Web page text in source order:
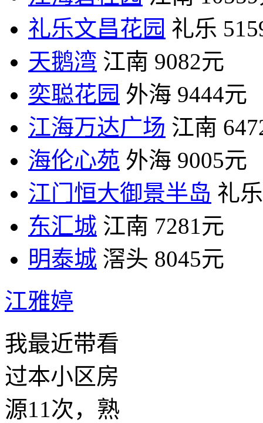
礼乐文昌花园 礼乐
天鹅湾 江南 9082元
奕聪花园 外海 9444元
江海万达广场 江南
海伦心苑 外海 9005元
江门恒大御景半岛 礼乐
东汇城 江南 7281元
明泰城 滘头 8045元
江雅婷
我最近带看
过本小区房
源11次，熟